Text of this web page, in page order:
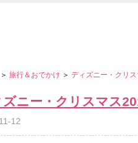
＞ 旅行＆おでかけ ＞ ディズニー・クリ
ズニー・クリスマス
12